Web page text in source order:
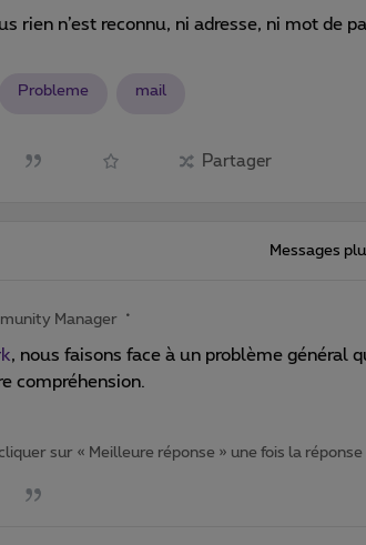
rien n’est reconnu, ni adresse, ni mot de
Probleme mail
Partager
Messages
Manager
, nous faisons face à un problème général
compréhension.
cliquer sur « Meilleure réponse » une fois la